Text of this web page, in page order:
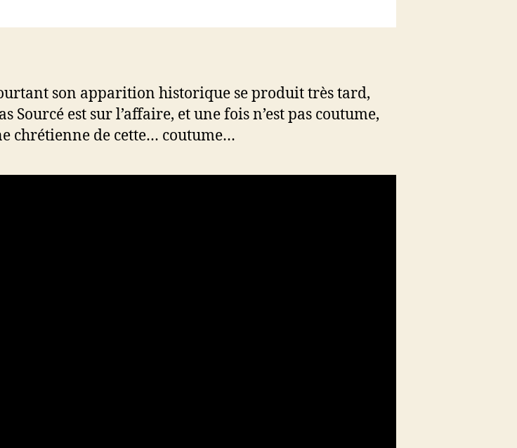
son apparition historique se produit très tard,
Sourcé est sur l’affaire, et une fois n’est pas coutume,
chrétienne de cette… coutume…